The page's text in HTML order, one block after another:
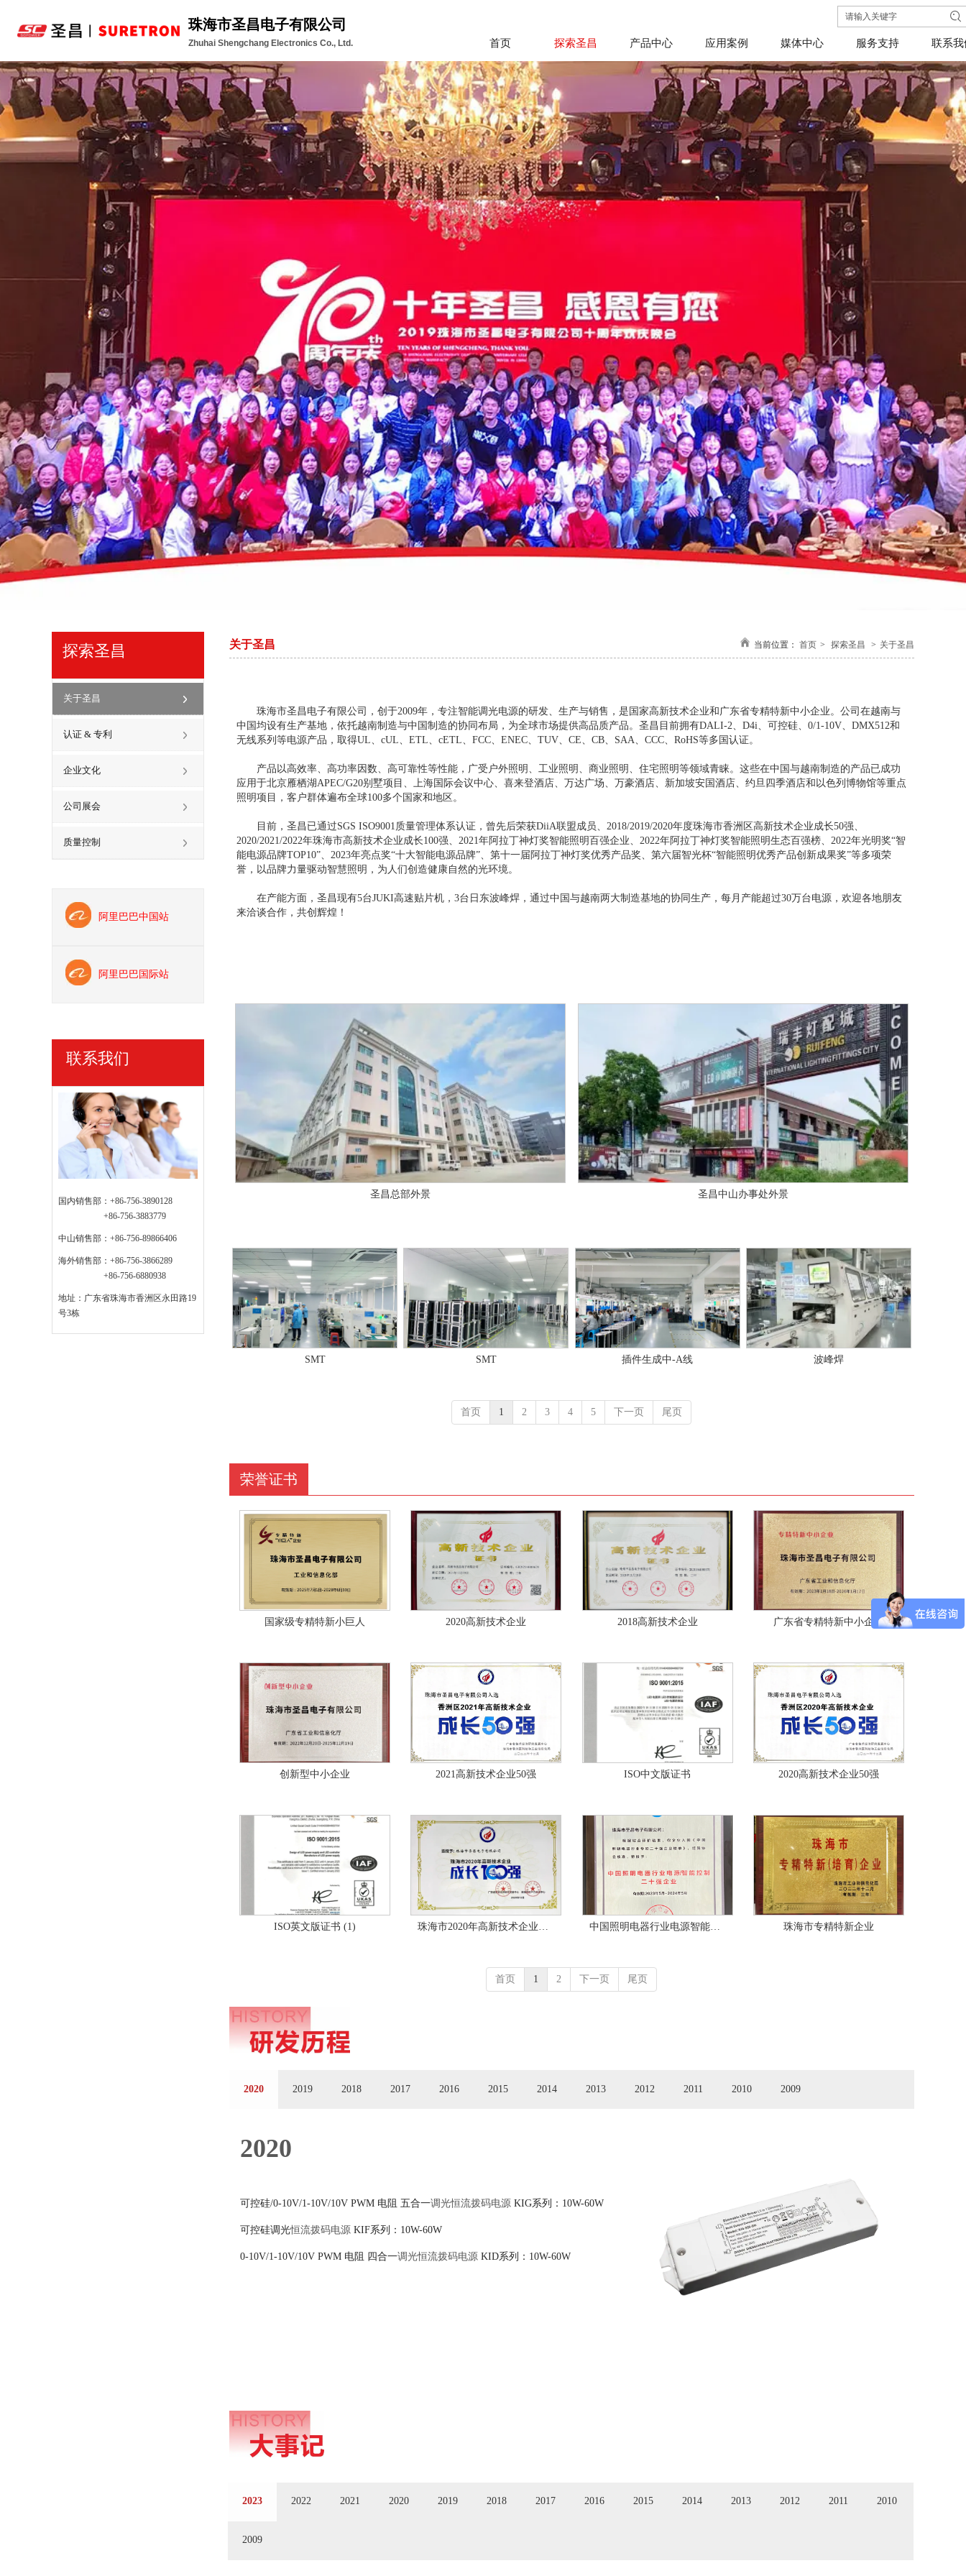
珠海市圣昌电子有限公司
Zhuhai Shengchang Electronics Co., Ltd. 首页 探索圣昌 产品中心 应用案例 媒体中心 服务支持 联系我
探索圣昌
关于圣昌
认证 & 专利
企业文化
公司展会
质量控制
阿里巴巴中国站
阿里巴巴国际站
联系我们
国内销售部：+86-756-3890128
+86-756-3883779
中山销售部： +86-756-89866406
海外销售部：+86-756-3866289
+86-756-6880938
地址：广东省珠海市香洲区永田路19
号3栋
关于圣昌 当前位置： 首页 > 探索圣昌 > 关于圣昌
珠海市圣昌电子有限公司，创于2009年，专注智能调光电源的研发、生产与销售，是国家高新技术企业和广东省专精特新中小企业。公司在越南与
中国均设有生产基地，依托越南制造与中国制造的协同布局，为全球市场提供高品质产品。圣昌目前拥有DALI-2、D4i、可控硅、0/1-10V、DMX512和
无线系列等电源产品，取得UL、cUL、ETL、cETL、FCC、ENEC、TUV、CE、CB、SAA、CCC、RoHS等多国认证。
产品以高效率、高功率因数、高可靠性等性能，广受户外照明、工业照明、商业照明、住宅照明等领域青睐。这些在中国与越南制造的产品已成功
应用于北京雁栖湖APEC/G20别墅项目、上海国际会议中心、喜来登酒店、万达广场、万豪酒店、新加坡安国酒店、约旦四季酒店和以色列博物馆等重点
照明项目，客户群体遍布全球100多个国家和地区。
目前，圣昌已通过SGS ISO9001质量管理体系认证，曾先后荣获DiiA联盟成员、2018/2019/2020年度珠海市香洲区高新技术企业成长50强、
2020/2021/2022年珠海市高新技术企业成长100强、2021年阿拉丁神灯奖智能照明百强企业、2022年阿拉丁神灯奖智能照明生态百强榜、2022年光明奖“智
能电源品牌TOP10”、2023年亮点奖“十大智能电源品牌”、第十一届阿拉丁神灯奖优秀产品奖、第六届智光杯“智能照明优秀产品创新成果奖”等多项荣
誉，以品牌力量驱动智慧照明，为人们创造健康自然的光环境。
在产能方面，圣昌现有5台JUKI高速贴片机，3台日东波峰焊，通过中国与越南两大制造基地的协同生产，每月产能超过30万台电源，欢迎各地朋友
来洽谈合作，共创辉煌！
圣昌总部外景 圣昌中山办事处外景
SMT SMT 插件生成中-A线 波峰焊
首页 1 2 3 4 5 下一页 尾页
荣誉证书
国家级专精特新小巨人 2020高新技术企业 2018高新技术企业 广东省专精特新中小企业
创新型中小企业 2021高新技术企业50强 ISO中文版证书 2020高新技术企业50强
ISO英文版证书 (1) 珠海市2020年高新技术企业成长100强 中国照明电器行业电源智能控制二十强 珠海市专精特新企业
首页 1 2 下一页 尾页
2020 2019 2018 2017 2016 2015 2014 2013 2012 2011 2010 2009
2020
可控硅/0-10V/1-10V/10V PWM 电阻 五合一调光恒流拨码电源 KIG系列：10W-60W
可控硅调光恒流拨码电源 KIF系列：10W-60W
0-10V/1-10V/10V PWM 电阻 四合一调光恒流拨码电源 KID系列：10W-60W
2023 2022 2021 2020 2019 2018 2017 2016 2015 2014 2013 2012 2011 2010
2009